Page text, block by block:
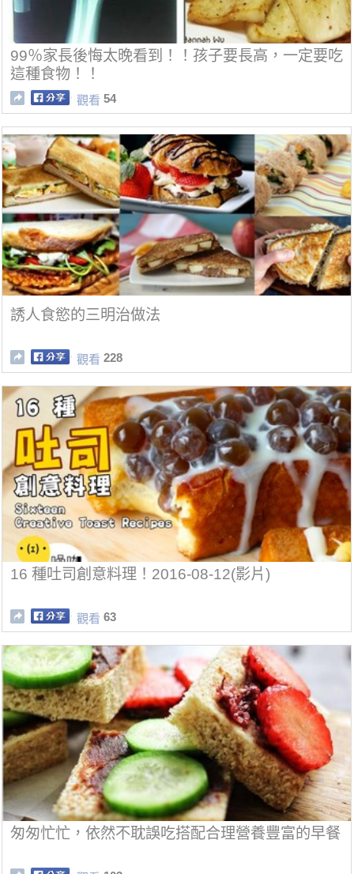
99％家長後悔太晚看到！！孩子要長高，一定要吃
這種食物！！
觀看 54
誘人食慾的三明治做法
觀看 228
16 種吐司創意料理！2016-08-12(影片)
觀看 63
匆匆忙忙，依然不耽誤吃搭配合理營養豐富的早餐